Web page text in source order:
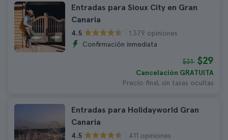
Entradas para Sioux City en Gran
Canaria
4.5
1.379 opiniones
Confirmación inmediata
$31 $29
Cancelación GRATUITA
Precio final, sin tasas ocultas
Entradas para Holidayworld Gran
Canaria
4.5
411 opiniones